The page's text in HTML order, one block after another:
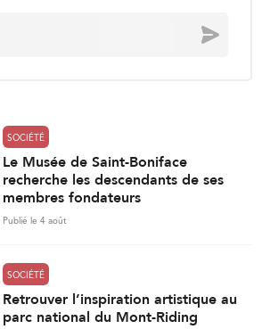
recherche les descendants de ses
SOCIÉTÉ
Retrouver l’inspiration artistique au
parc national du Mont-Riding
Publié le 4 août
La sécurité aquatique, un enjeu
estival
Publié le 3 août